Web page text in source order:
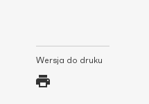
Wersja do druku